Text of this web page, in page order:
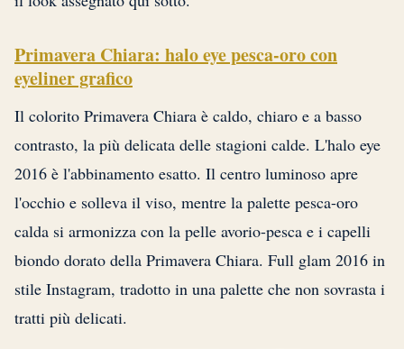
Primavera Chiara: halo eye pesca-oro con
eyeliner grafico
Il colorito Primavera Chiara è caldo, chiaro e a basso
contrasto, la più delicata delle stagioni calde. L'halo eye
2016 è l'abbinamento esatto. Il centro luminoso apre
l'occhio e solleva il viso, mentre la palette pesca-oro
calda si armonizza con la pelle avorio-pesca e i capelli
biondo dorato della Primavera Chiara. Full glam 2016 in
stile Instagram, tradotto in una palette che non sovrasta i
tratti più delicati.